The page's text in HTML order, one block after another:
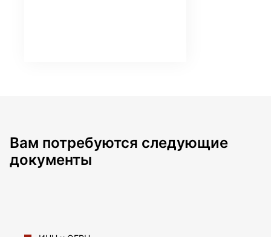
Вам потребуются следующие
документы